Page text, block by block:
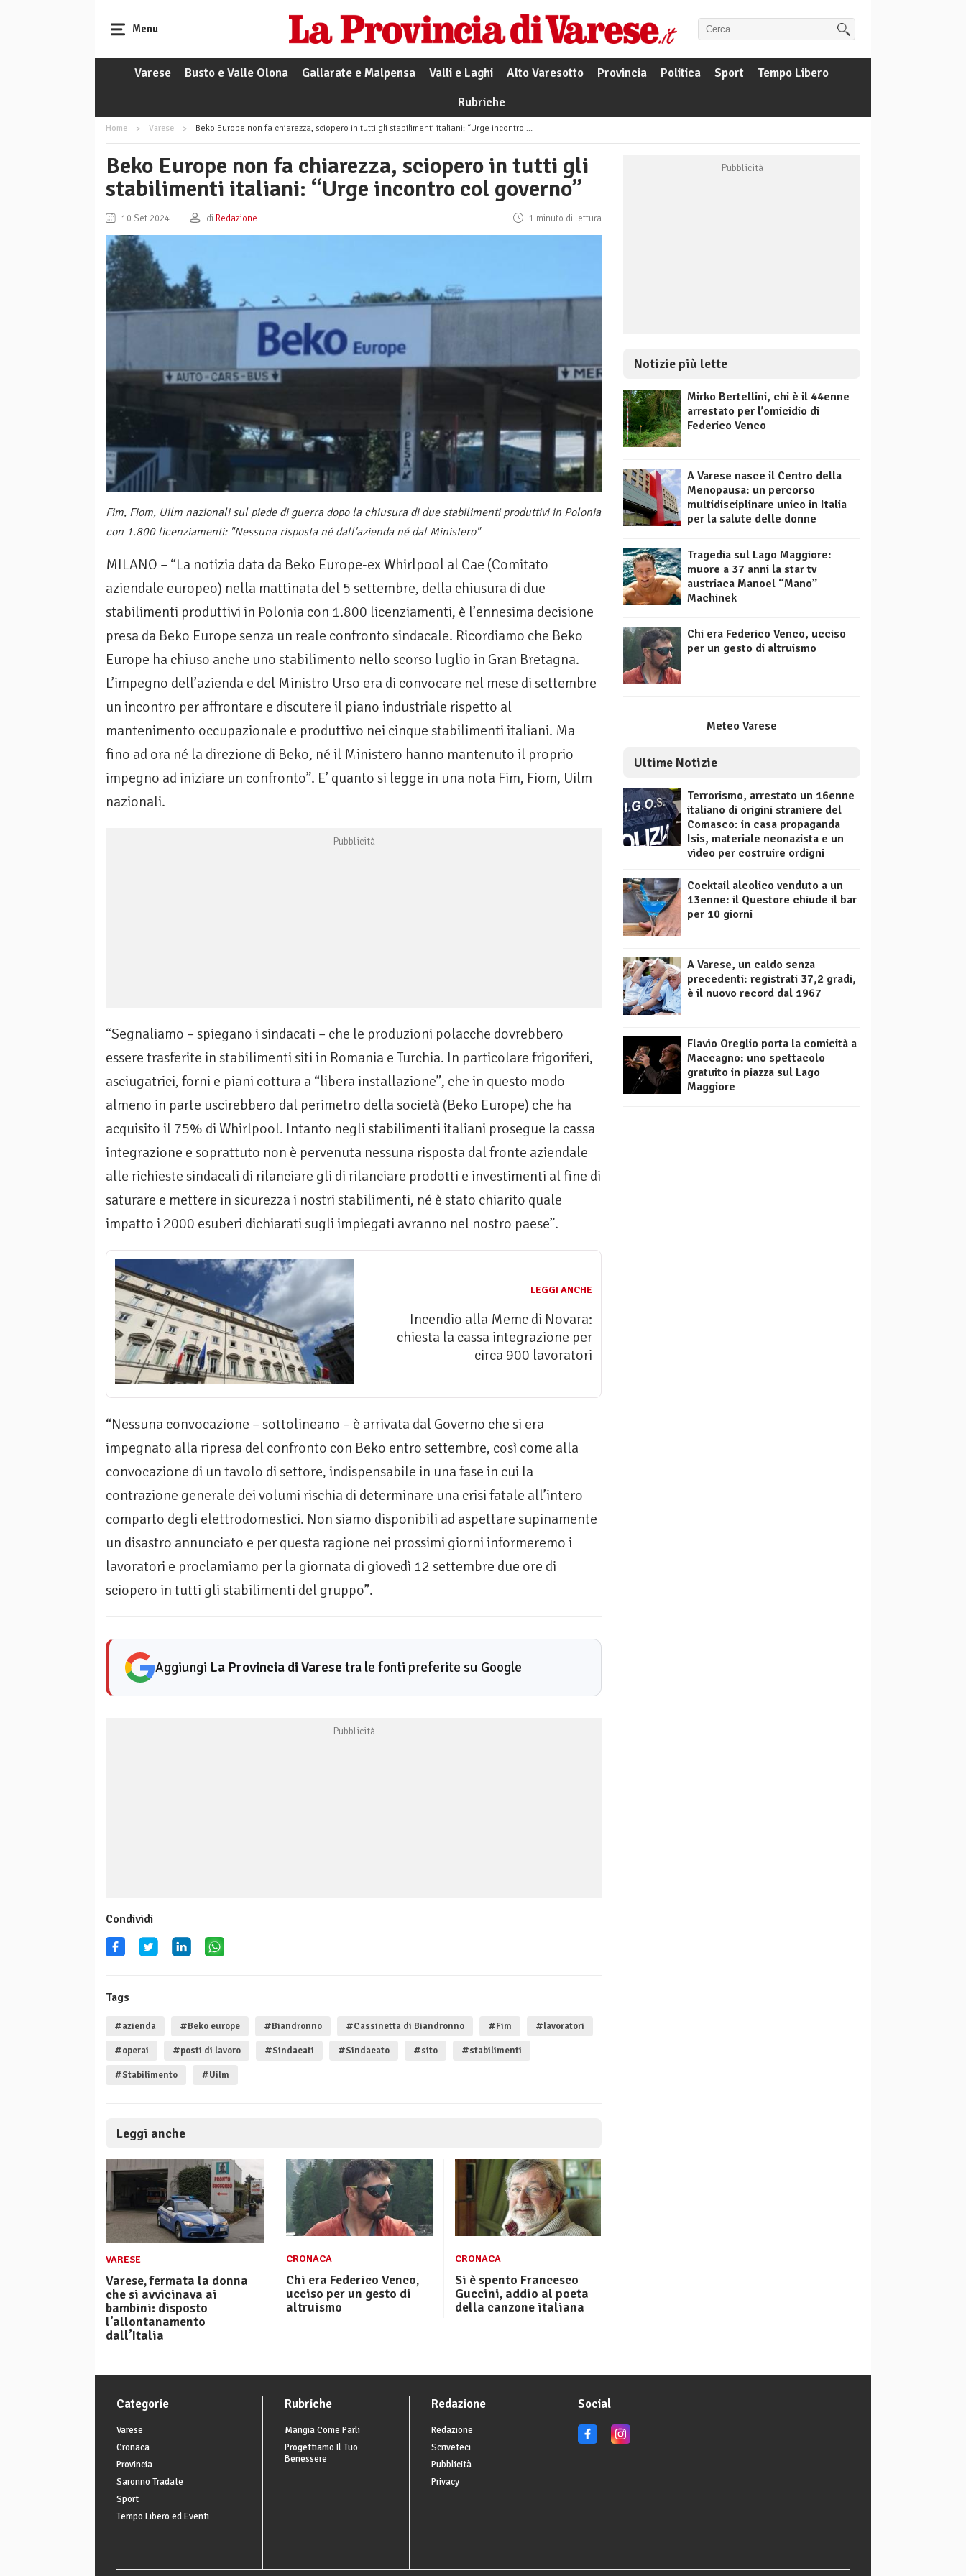
Menu
Varese Busto e Valle Olona Gallarate e Malpensa Valli e Laghi Alto Varesotto Provincia Politica Sport
Tempo Libero
Rubriche
Home Varese Beko Europe non fa chiarezza, sciopero in tutti gli stabilimenti italiani: “Urge incontro col governo”
Beko Europe non fa chiarezza, sciopero in tutti gli
stabilimenti italiani: “Urge incontro col governo”
10 Set 2024 di Redazione 1 minuto di lettura
Fim, Fiom, Uilm nazionali sul piede di guerra dopo la chiusura di due stabilimenti produttivi in Polonia
con 1.800 licenziamenti: "Nessuna risposta né dall'azienda né dal Ministero"
MILANO – “La notizia data da Beko Europe-ex Whirlpool al Cae (Comitato
aziendale europeo) nella mattinata del 5 settembre, della chiusura di due
stabilimenti produttivi in Polonia con 1.800 licenziamenti, è l’ennesima decisione
presa da Beko Europe senza un reale confronto sindacale. Ricordiamo che Beko
Europe ha chiuso anche uno stabilimento nello scorso luglio in Gran Bretagna.
L’impegno dell’azienda e del Ministro Urso era di convocare nel mese di settembre
un incontro per affrontare e discutere il piano industriale rispetto al
mantenimento occupazionale e produttivo nei cinque stabilimenti italiani. Ma
fino ad ora né la direzione di Beko, né il Ministero hanno mantenuto il proprio
impegno ad iniziare un confronto”. E’ quanto si legge in una nota Fim, Fiom, Uilm
nazionali.
“Segnaliamo – spiegano i sindacati – che le produzioni polacche dovrebbero
essere trasferite in stabilimenti siti in Romania e Turchia. In particolare frigoriferi,
asciugatrici, forni e piani cottura a “libera installazione”, che in questo modo
almeno in parte uscirebbero dal perimetro della società (Beko Europe) che ha
acquisito il 75% di Whirlpool. Intanto negli stabilimenti italiani prosegue la cassa
integrazione e soprattuto non è pervenuta nessuna risposta dal fronte aziendale
alle richieste sindacali di rilanciare gli di rilanciare prodotti e investimenti al fine di
saturare e mettere in sicurezza i nostri stabilimenti, né è stato chiarito quale
impatto i 2000 esuberi dichiarati sugli impiegati avranno nel nostro paese”.
LEGGI ANCHE
Incendio alla Memc di Novara:
chiesta la cassa integrazione per
circa 900 lavoratori
“Nessuna convocazione – sottolineano – è arrivata dal Governo che si era
impegnato alla ripresa del confronto con Beko entro settembre, così come alla
convocazione di un tavolo di settore, indispensabile in una fase in cui la
contrazione generale dei volumi rischia di determinare una crisi fatale all’intero
comparto degli elettrodomestici. Non siamo disponibili ad aspettare supinamente
un disastro annunciato e per questa ragione nei prossimi giorni informeremo i
lavoratori e proclamiamo per la giornata di giovedì 12 settembre due ore di
sciopero in tutti gli stabilimenti del gruppo”.
Aggiungi La Provincia di Varese tra le fonti preferite su Google
Condividi
Tags
#azienda #Beko europe #Biandronno #Cassinetta di Biandronno #Fim #lavoratori
#operai #posti di lavoro #Sindacati #Sindacato #sito #stabilimenti
#Stabilimento #Uilm
Leggi anche
VARESE
Varese, fermata la donna
che si avvicinava ai
bambini: disposto
l’allontanamento
dall’Italia
CRONACA
Chi era Federico Venco,
ucciso per un gesto di
altruismo
CRONACA
Si è spento Francesco
Guccini, addio al poeta
della canzone italiana
Notizie più lette
Mirko Bertellini, chi è il 44enne
arrestato per l’omicidio di
Federico Venco
A Varese nasce il Centro della
Menopausa: un percorso
multidisciplinare unico in Italia
per la salute delle donne
Tragedia sul Lago Maggiore:
muore a 37 anni la star tv
austriaca Manoel “Mano”
Machinek
Chi era Federico Venco, ucciso
per un gesto di altruismo
Meteo Varese
Ultime Notizie
Terrorismo, arrestato un 16enne
italiano di origini straniere del
Comasco: in casa propaganda
Isis, materiale neonazista e un
video per costruire ordigni
Cocktail alcolico venduto a un
13enne: il Questore chiude il bar
per 10 giorni
A Varese, un caldo senza
precedenti: registrati 37,2 gradi,
è il nuovo record dal 1967
Flavio Oreglio porta la comicità a
Maccagno: uno spettacolo
gratuito in piazza sul Lago
Maggiore
Categorie
Varese
Cronaca
Provincia
Saronno Tradate
Sport
Tempo Libero ed Eventi
Rubriche
Mangia Come Parli
Progettiamo Il Tuo
Benessere
Redazione
Redazione
Scriveteci
Pubblicità
Privacy
Social